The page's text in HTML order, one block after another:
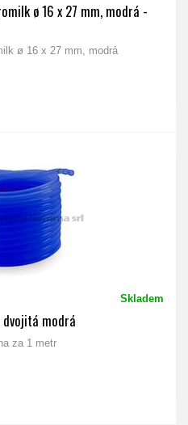
ø 16 x 27 mm, modrá -
ø 16 x 27 mm, modrá
Skladem
modrá
za 1 metr